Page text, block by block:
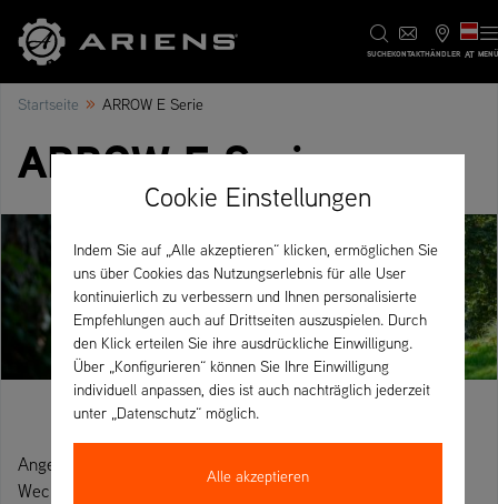
SUCHEKONTAKTHÄNDLER AT MENÜ
Startseite » ARROW E Serie
ARROW E Serie
Angetrieben durch das FusionCore Lithium-Ionen-
Wechselakkusystem ist der ARROW E ein voll kommerzieller,
Cookie Einstellungen
Indem Sie auf „Alle akzeptieren“ klicken, ermöglichen Sie
uns über Cookies das Nutzungserlebnis für alle User
kontinuierlich zu verbessern und Ihnen personalisierte
Empfehlungen auch auf Drittseiten auszuspielen. Durch
den Klick erteilen Sie ihre ausdrückliche Einwilligung.
Über „Konfigurieren“ können Sie Ihre Einwilligung
individuell anpassen, dies ist auch nachträglich jederzeit
unter „Datenschutz“ möglich.
Alle akzeptieren